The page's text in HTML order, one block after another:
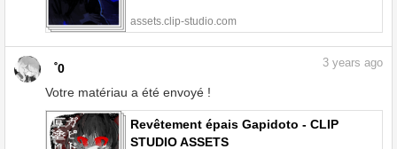
assets.clip-studio.com
゜0
Votre matériau a été envoyé !
3 years ago
Revêtement épais Gapidoto - CLIP
STUDIO ASSETS